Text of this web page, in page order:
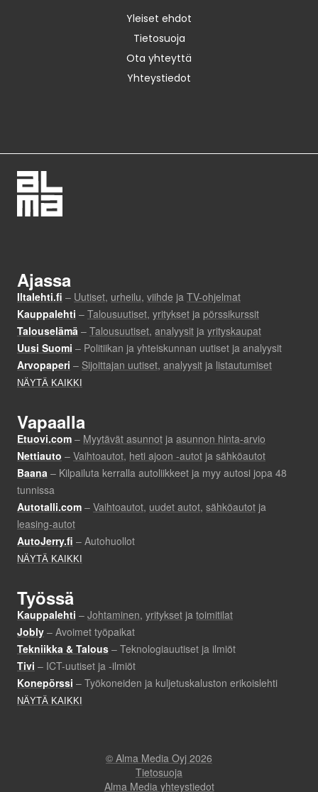
Yleiset ehdot
Tietosuoja
Ota yhteyttä
Yhteystiedot